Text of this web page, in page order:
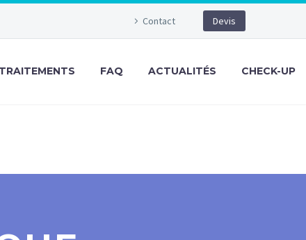
Contact Devis
FAQ ACTUALITÉS CHECK-UP